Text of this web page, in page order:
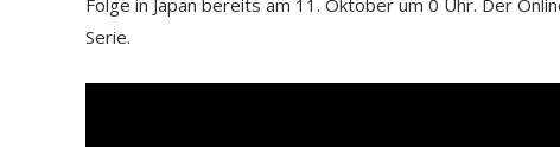
Folge in Japan bereits am 11. Oktober um 0 Uhr. Der
Serie.